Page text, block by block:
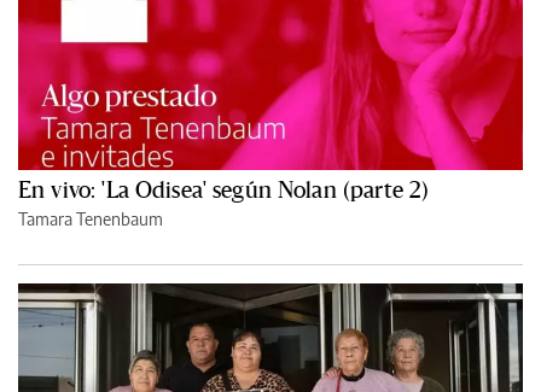
En vivo: 'La Odisea' según Nolan (parte 2)
Tamara Tenenbaum